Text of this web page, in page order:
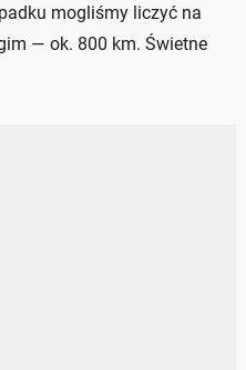
mogliśmy liczyć na
— ok. 800 km. Świetne